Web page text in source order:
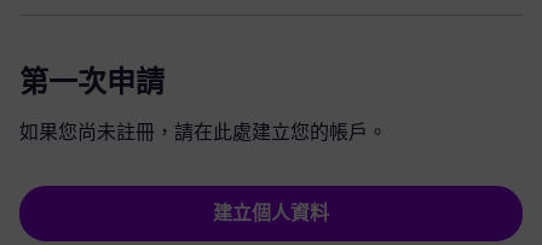
第一次申請
如果您尚未註冊，請在此處建立您的帳戶。
建立個人資料